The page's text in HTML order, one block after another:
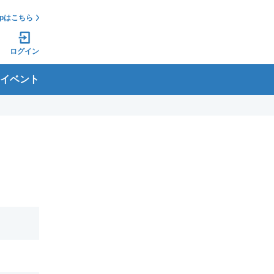
はこちら
ログイン
イベント